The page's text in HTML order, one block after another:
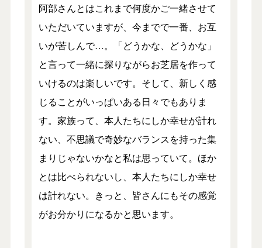
阿部さんとはこれまで何度かご一緒させて
いただいていますが、今までで一番、お互
いが苦しんで…。「どうかな、どうかな」
と言って一緒に探りながらお芝居を作って
いけるのは楽しいです。そして、新しく感
じることがいっぱいある日々でもありま
す。家族って、本人たちにしか幸せが計れ
ない、不思議で奇妙なバランスを持った集
まりじゃないかなと私は思っていて。ほか
とは比べられないし、本人たちにしか幸せ
は計れない。きっと、皆さんにもその感覚
がお分かりになるかと思います。